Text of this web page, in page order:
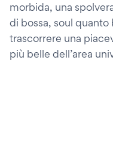
morbida, una
di bossa, soul quanto
trascorrere una
più belle dell’area